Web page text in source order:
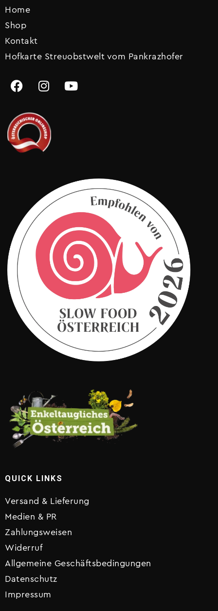
QUICK LINKS
Versand & Lieferung
Medien & PR
Zahlungsweisen
Widerruf
Allgemeine Geschäftsbedingungen
Datenschutz
Impressum
Home
Shop
Kontakt
Hofkarte Streuobstwelt vom Pankrazhofer